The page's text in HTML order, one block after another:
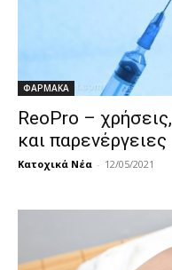
ΦΑΡΜΑΚΑ
ReoPro – χρήσεις,
και παρενέργειες
Κατοχικά Νέα - 12/05/2021